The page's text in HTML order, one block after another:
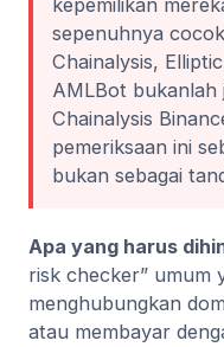
kepemilikan
sepenuhnya
Chainalysis,
AMLBot bukanlah
Chainalysis
pemeriksaan ini
bukan sebagai
Apa yang harus
risk checker” umum
menghubungkan
atau membayar